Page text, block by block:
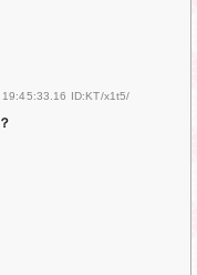
ID:KT/x1t5/